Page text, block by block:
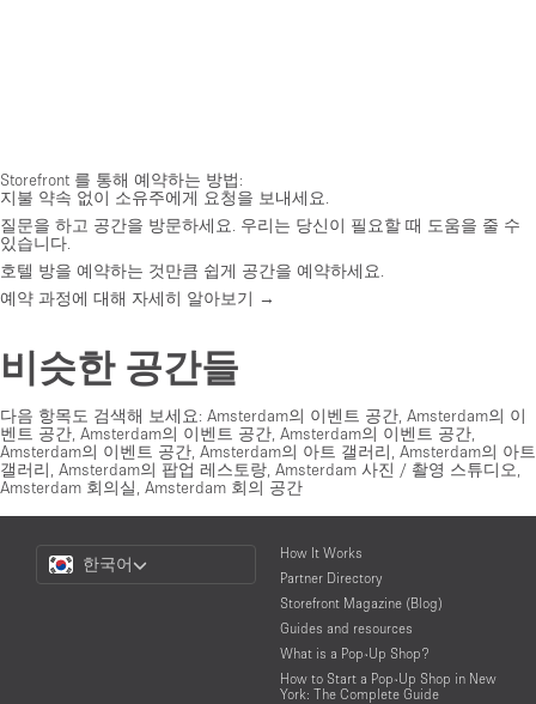
Storefront 를 통해 예약하는 방법:
지불 약속 없이 소유주에게 요청을 보내세요.
질문을 하고 공간을 방문하세요. 우리는 당신이 필요할 때 도움을 줄 수
있습니다.
호텔 방을 예약하는 것만큼 쉽게 공간을 예약하세요.
예약 과정에 대해 자세히 알아보기 →
비슷한 공간들
다음 항목도 검색해 보세요: Amsterdam의 이벤트 공간 Amsterdam의 이
벤트 공간 Amsterdam의 이벤트 공간 Amsterdam의 이벤트 공간
Amsterdam의 이벤트 공간 Amsterdam의 아트 갤러리 Amsterdam의 아트
갤러리 Amsterdam의 팝업 레스토랑 Amsterdam 사진 / 촬영 스튜디오
Amsterdam 회의실 Amsterdam 회의 공간
Choose
Language
한국어
How It Works
Partner Directory
Storefront Magazine (Blog)
Guides and resources
What is a Pop-Up Shop?
How to Start a Pop-Up Shop in New
York: The Complete Guide